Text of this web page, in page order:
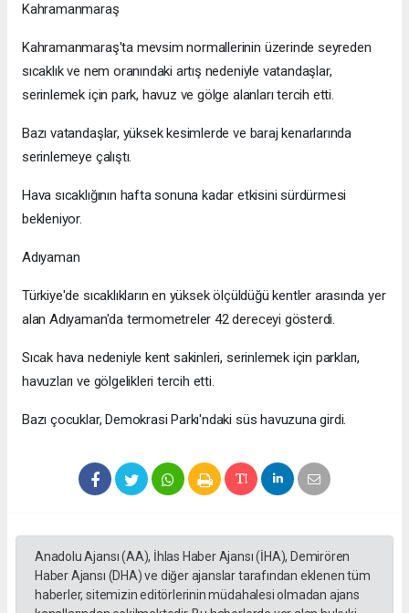
Kahramanmaraş
Kahramanmaraş'ta mevsim normallerinin üzerinde seyreden
sıcaklık ve nem oranındaki artış nedeniyle vatandaşlar,
serinlemek için park, havuz ve gölge alanları tercih etti.
Bazı vatandaşlar, yüksek kesimlerde ve baraj kenarlarında
serinlemeye çalıştı.
Hava sıcaklığının hafta sonuna kadar etkisini sürdürmesi
bekleniyor.
Adıyaman
Türkiye'de sıcaklıkların en yüksek ölçüldüğü kentler arasında yer
alan Adıyaman'da termometreler 42 dereceyi gösterdi.
Sıcak hava nedeniyle kent sakinleri, serinlemek için parkları,
havuzları ve gölgelikleri tercih etti.
Bazı çocuklar, Demokrasi Parkı'ndaki süs havuzuna girdi.
Anadolu Ajansı (AA), İhlas Haber Ajansı (İHA), Demirören
Haber Ajansı (DHA) ve diğer ajanslar tarafından eklenen tüm
haberler, sitemizin editörlerinin müdahalesi olmadan ajans